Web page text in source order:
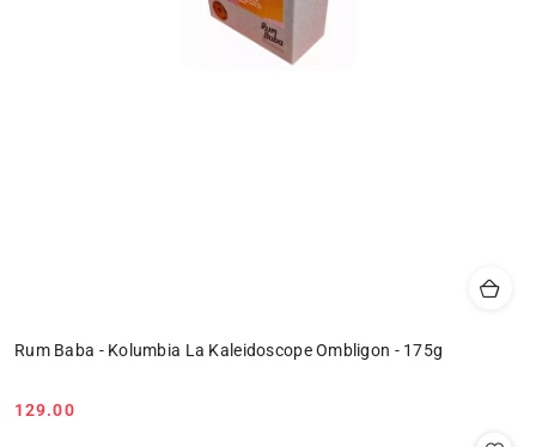
Rum Baba - Kolumbia La Kaleidoscope Ombligon - 175g
Cena:
129.00